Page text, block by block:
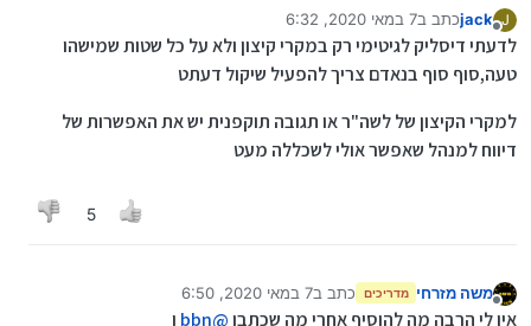
J
jackכתב ב7 במאי 2020, 6:32
נערך לאחרונה על ידי
לדעתי דיסליק לגיטימי רק במקרי קיצון ולא על כל שטות שמישהו
טעה,סוף סוף בנאדם צריך להפעיל שיקול דעתט
למקרי הקיצון של לשה"ר או תגובה תוקפנית יש את האפשרות של
דיווח למנהל שאפשר אולי לשכללה מעט
5
מנותק
משה מזרחי מדריכים כתב ב7 במאי 2020, 6:50
נערך לאחרונה על ידי משה מזרחי
אין לי הרבה מה להוסיף אחרי מה שכתבו@
bbn ו